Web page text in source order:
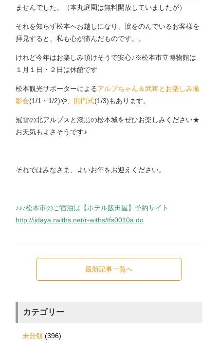
ませんでした。（本丸庭園は無料開放していましたが）
それを知らず松本へお越しになり、涙をのんでいるお客様を
拝見すると、私も心が痛んだものです。。
けれど今年はお楽しみ頂けそうで安心♪※松本市立博物館は
１月１日・２日は休館です
松本観光サポーターによるアルプちゃん＆武将とお楽しみ撮
影会(1/1・1/2)や、 開門式(1/3)もあります。
冠雪の北アルプスと漆黒の松本城をぜひお楽しみください★
お天気もよさそうです♪
それではみなさま、よいお年をお迎えください。
♪♪♪松本市のご宿泊は【ホテル飯田屋】予約サイト
http://iidaya.rwiths.net/r-withs/tfs0010a.do
最新記事一覧へ
カテゴリー
未分類 (396)